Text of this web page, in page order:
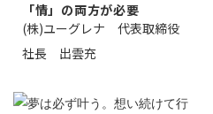
「情」の両方が必要
(株)ユーグレナ 代表取締役
社長 出雲充